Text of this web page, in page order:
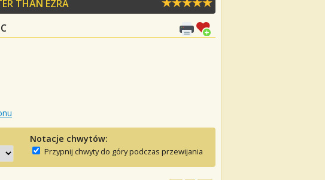
THAN EZRA
Notacje chwytów:
Przypnij chwyty do góry podczas przewijania